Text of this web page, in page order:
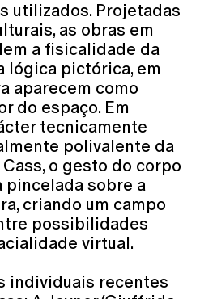
utilizados. Projetadas
as obras em
a fisicalidade da
lógica pictórica, em
aparecem como
do espaço. Em
tecnicamente
polivalente da
o gesto do corpo
pincelada sobre a
criando um campo
possibilidades
virtual.
individuais recentes